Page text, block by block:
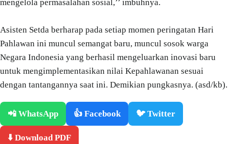
mengelola permasalahan sosial,’’ imbuhnya.
Asisten Setda berharap pada setiap momen peringatan Hari
Pahlawan ini muncul semangat baru, muncul sosok warga
Negara Indonesia yang berhasil mengeluarkan inovasi baru
untuk mengimplementasikan nilai Kepahlawanan sesuai
dengan tantangannya saat ini. Demikian pungkasnya. (asd/kb).
📲 WhatsApp 👍 Facebook 🐦 Twitter
⬇️ Download PDF